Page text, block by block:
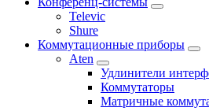
Televic
Shure
Коммутационные приборы
Aten
Удлинители
Коммутаторы
Матричные